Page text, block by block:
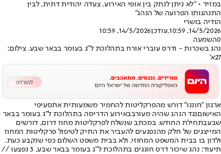
במזיד • "לא ניתן לנתק בין אופי האירוע, צעדה יהודית דתית, לבין
התנהגותו הפרועה של הנהג"
הודיה בושרי
14/5/2026, 10:59
,עודכן14/5/2026, 10:59
0השמעה
נהג בשכרות - ודרס עוברי אורח בתהלוכת ל"ג בעומר בבאר שבע. צילום:
27א'
ארגון "חוננו" דורש מהפרקליטות להחמיר משמעותית אתסעיפי
האישוםנגד הנהג שהיה מעורבבאירוע הדריסה בתהלוכת ל"ג בעומר בבאר
שבעבתחילת החודש. במכתב שנשלח לפרקליטות מחוז דרום, דורשים
המייצגים של חלק מהנפגעים להעביר את התיק לטיפול פרקליטות המחוז
ולדון בו בבית המשפט המחוזי, ולא בבית משפט השלום כפי שנקבע כעת.
תיעוד: נהג שיכור דרס חוגגים בתהלוכת ל"ג בעומר בבאר שבע, 3 נפצעו //